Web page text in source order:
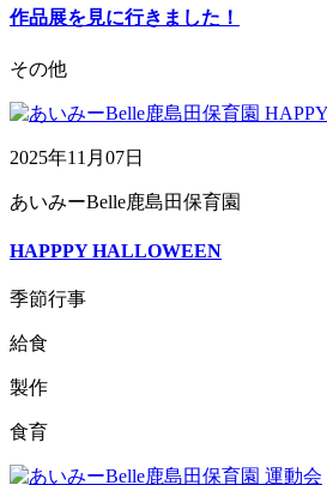
作品展を見に行きました！
その他
2025年11月07日
あいみーBelle鹿島田保育園
HAPPPY HALLOWEEN
季節行事
給食
製作
食育